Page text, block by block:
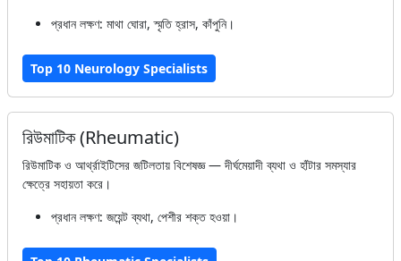
প্রধান লক্ষণ: মাথা ঘোরা, স্মৃতি হ্রাস, কাঁপুনি।
Top 10 Neurology Specialists
রিউমাটিক (Rheumatic)
রিউমাটিক ও আর্থ্রাইটিসের জটিলতায় বিশেষজ্ঞ — দীর্ঘমেয়াদী ব্যথা ও হাঁটার সমস্যার
ক্ষেত্রে সহায়তা করে।
প্রধান লক্ষণ: জয়েন্ট ব্যথা, পেশীর শক্ত হওয়া।